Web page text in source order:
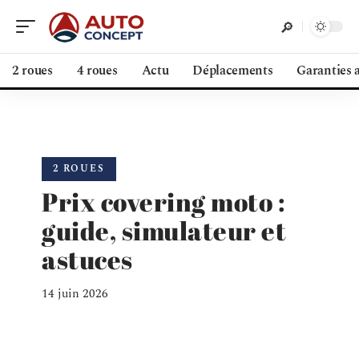
2 roues 4 roues Actu Déplacements Garanties
2 ROUES
Prix covering moto :
guide, simulateur et
astuces
14 juin 2026